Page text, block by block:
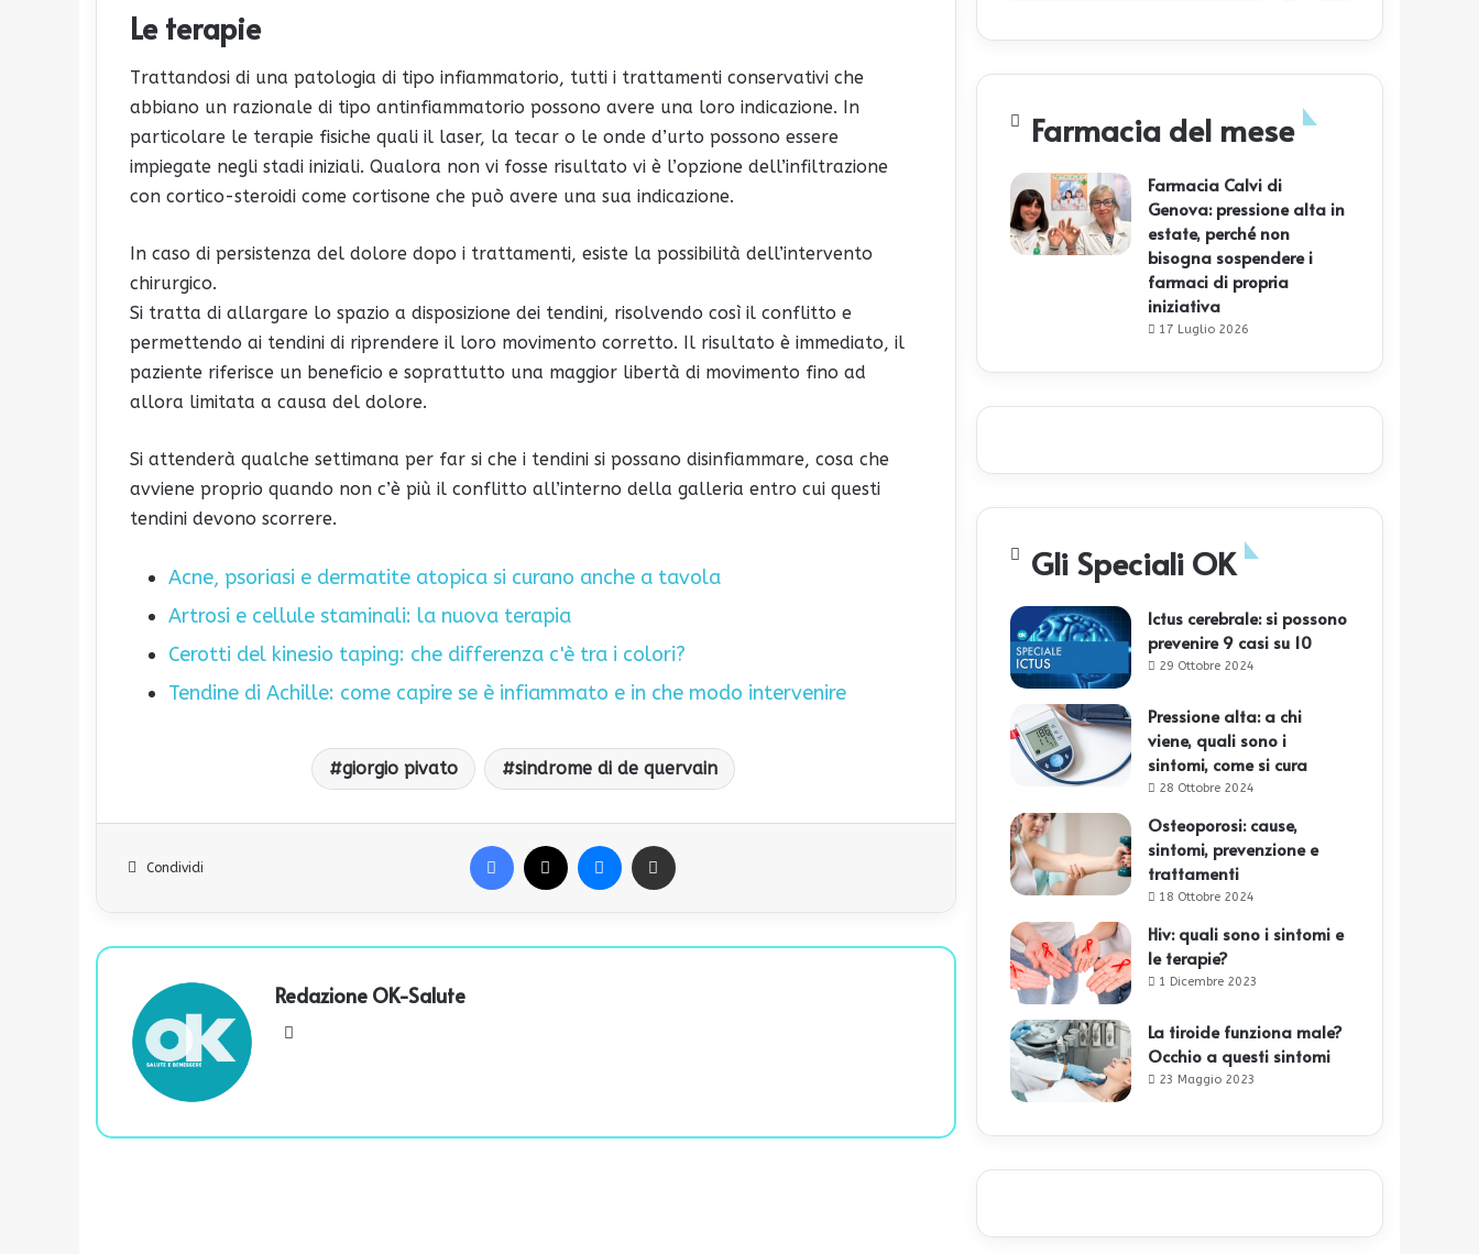
Le terapie
Trattandosi di una patologia di tipo infiammatorio, tutti i trattamenti conservativi che
abbiano un razionale di tipo antinfiammatorio possono avere una loro indicazione. In
particolare le terapie fisiche quali il laser, la tecar o le onde d’urto possono essere
impiegate negli stadi iniziali. Qualora non vi fosse risultato vi è l’opzione dell’infiltrazione
con cortico-steroidi come cortisone che può avere una sua indicazione.
In caso di persistenza del dolore dopo i trattamenti, esiste la possibilità dell’intervento
chirurgico.
Si tratta di allargare lo spazio a disposizione dei tendini, risolvendo così il conflitto e
permettendo ai tendini di riprendere il loro movimento corretto. Il risultato è immediato, il
paziente riferisce un beneficio e soprattutto una maggior libertà di movimento fino ad
allora limitata a causa del dolore.
Si attenderà qualche settimana per far si che i tendini si possano disinfiammare, cosa che
avviene proprio quando non c’è più il conflitto all’interno della galleria entro cui questi
tendini devono scorrere.
Acne, psoriasi e dermatite atopica si curano anche a tavola
Artrosi e cellule staminali: la nuova terapia
Cerotti del kinesio taping: che differenza c'è tra i colori?
Tendine di Achille: come capire se è infiammato e in che modo intervenire
giorgio pivato sindrome di de quervain
Condividi
Redazione OK-Salute
Farmacia del mese
Farmacia Calvi di
Genova: pressione alta in
estate, perché non
bisogna sospendere i
farmaci di propria
iniziativa
17 Luglio 2026
Gli Speciali OK
Ictus cerebrale: si possono
prevenire 9 casi su 10
29 Ottobre 2024
Pressione alta: a chi
viene, quali sono i
sintomi, come si cura
28 Ottobre 2024
Osteoporosi: cause,
sintomi, prevenzione e
trattamenti
18 Ottobre 2024
Hiv: quali sono i sintomi e
le terapie?
1 Dicembre 2023
La tiroide funziona male?
Occhio a questi sintomi
23 Maggio 2023